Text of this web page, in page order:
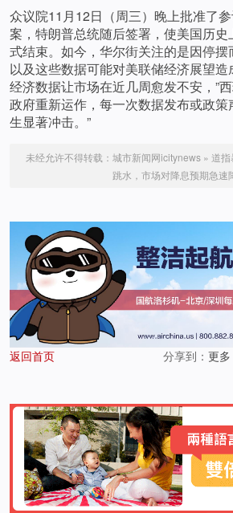
众议院11月12日（周三）晚上批准了
案，特朗普总统随后签署，使美国历
式结束。如今，华尔街关注的是因停摆
以及这些数据可能对美联储经济展望造
经济数据让市场在近几周愈发不安，”
政府重新运作，每一次数据发布或政
生显著冲击。”
未经允许不得转载： 城市新闻网icitynews » 道指
跳水，市场对降息预期急速
返回首页 分享到： 更多